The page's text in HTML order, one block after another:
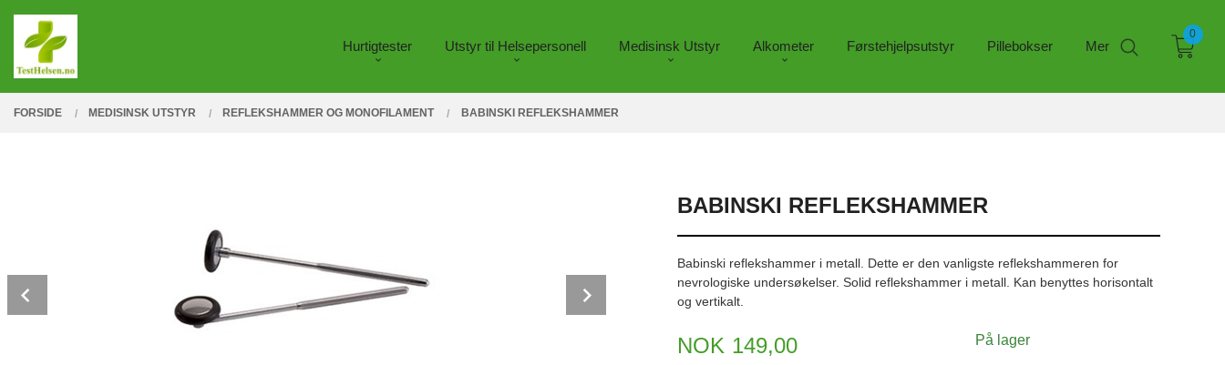
innholdet
PRODUKTER
Hurtigtester Utstyr til Helsepersonell Medisinsk Utstyr Alkometer Førstehjelpsutstyr Pillebokser Mer
0
FORSIDE MEDISINSK UTSTYR REFLEKSHAMMER OG MONOFILAMENT BABINSKI REFLEKSHAMMER
BABINSKI REFLEKSHAMMER
Babinski reflekshammer i metall. Dette er den vanligste reflekshammeren for
nevrologiske undersøkelser. Solid reflekshammer i metall. Kan benyttes horisontalt
og vertikalt.
Pris
NOK 149,00 På lager